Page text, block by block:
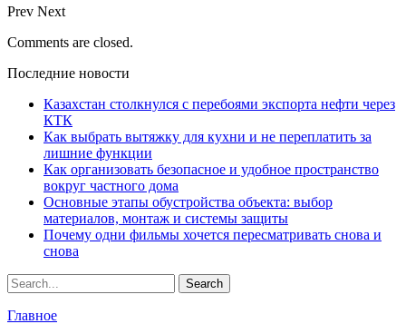
Prev Next
Comments are closed.
Последние новости
Казахстан столкнулся с перебоями экспорта нефти через
КТК
Как выбрать вытяжку для кухни и не переплатить за
лишние функции
Как организовать безопасное и удобное пространство
вокруг частного дома
Основные этапы обустройства объекта: выбор
материалов, монтаж и системы защиты
Почему одни фильмы хочется пересматривать снова и
снова
Главное